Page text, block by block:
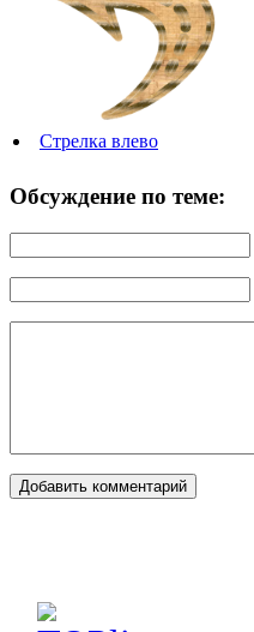
Стрелка влево
Обсуждение по теме: